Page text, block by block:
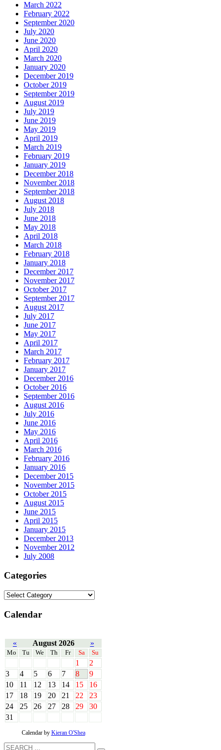
March 2022
February 2022
September 2020
July 2020
June 2020
April 2020
March 2020
January 2020
December 2019
October 2019
September 2019
August 2019
July 2019
June 2019
May 2019
April 2019
March 2019
February 2019
January 2019
December 2018
November 2018
September 2018
August 2018
July 2018
June 2018
May 2018
April 2018
March 2018
February 2018
January 2018
December 2017
November 2017
October 2017
September 2017
August 2017
July 2017
June 2017
May 2017
April 2017
March 2017
February 2017
January 2017
December 2016
October 2016
September 2016
August 2016
July 2016
June 2016
May 2016
April 2016
March 2016
February 2016
January 2016
December 2015
November 2015
October 2015
August 2015
June 2015
April 2015
January 2015
December 2013
November 2012
July 2008
Categories
Calendar
« August 2026 »
Mo Tu We Th Fr Sa Su
1
2
3
4 5 6 7 8
9
10
11 12 13 14 15
16
17
18 19 20 21 22
23
24
25 26 27 28 29
30
31
Calendar by Kieran O'Shea